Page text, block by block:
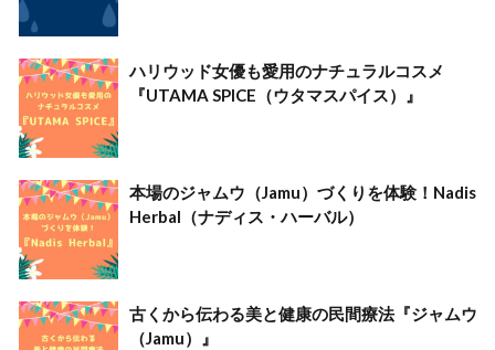
ハリウッド女優も愛用のナチュラルコスメ
『UTAMA SPICE（ウタマスパイス）』
本場のジャムウ（Jamu）づくりを体験！Nadis
Herbal（ナディス・ハーバル）
古くから伝わる美と健康の民間療法『ジャムウ
（Jamu）』